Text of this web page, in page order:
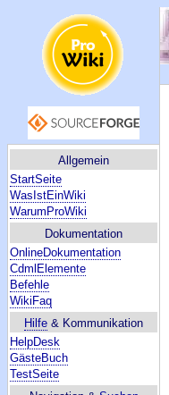
Allgemein
StartSeite
WasIstEinWiki
WarumProWiki
Dokumentation
OnlineDokumentation
CdmlElemente
Befehle
WikiFaq
Hilfe & Kommunikation
HelpDesk
GästeBuch
TestSeite